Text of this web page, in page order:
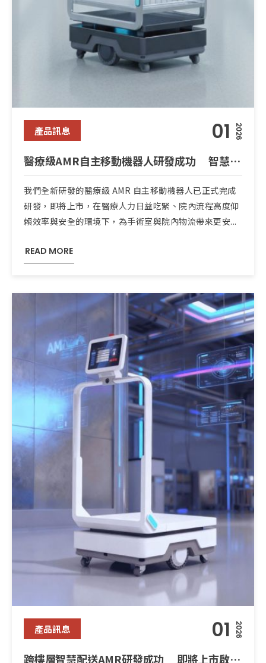
產品訊息 01 2026
醫療級AMR自主移動機器人研發成功 智慧搬運即將上市
我們全新研發的醫療級 AMR 自主移動機器人已正式完成
研發，即將上市，在醫療人力日益吃緊、院內流程高度仰
賴效率與安全的環境下，為手術室與院內物流帶來更安...
READ MORE
產品訊息 01 2026
跨樓層智慧配送AMR研發成功 即將上市啟動多元應用場域